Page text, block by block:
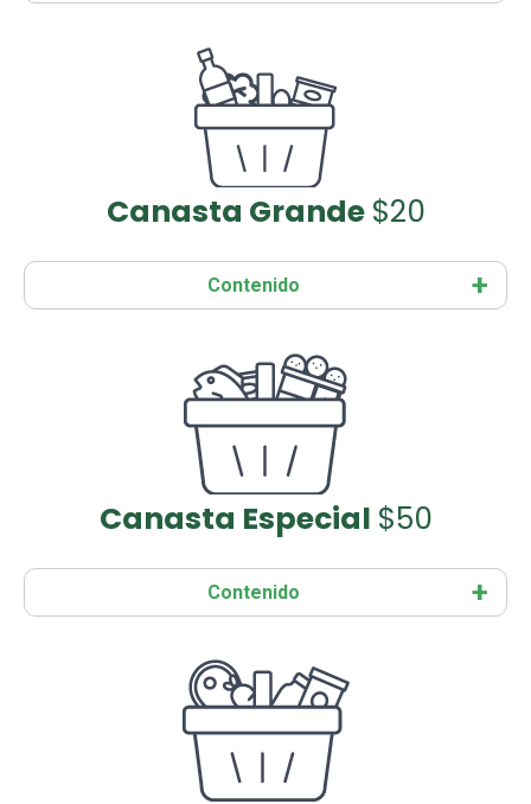
Canasta Grande $20
Contenido
Canasta Especial $50
Contenido